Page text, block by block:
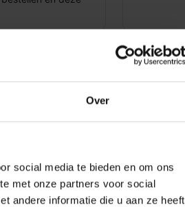
Over
social media te bieden en om ons
met onze partners voor social
andere informatie die u aan ze heeft